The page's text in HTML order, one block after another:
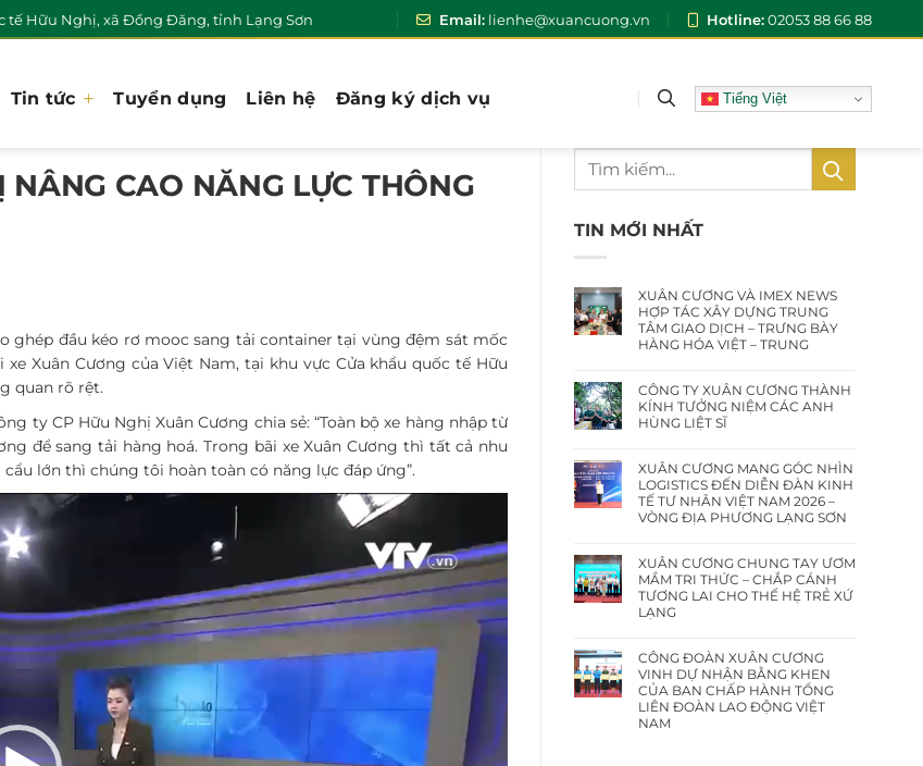
tế Hữu Nghị, xã Đồng Đăng, tỉnh Lạng Sơn Email:lienhe@xuancuong.vn Hotline:02053 88 66 88
Tin tức Tuyển dụng Liên hệ Đăng ký dịch vụ Tiếng Việt
CAO NĂNG LỰC THÔNG
ghép đầu kéo rơ mooc sang tải container tại vùng đệm sát mốc
Xuân Cương của Việt Nam, tại khu vực Cửa khẩu quốc tế Hữu
quan rõ rệt.
ty CP Hữu Nghị Xuân Cương chia sẻ: “Toàn bộ xe hàng nhập từ
để sang tải hàng hoá. Trong bãi xe Xuân Cương thì tất cả nhu
lớn thì chúng tôi hoàn toàn có năng lực đáp ứng”.
TIN MỚI NHẤT
XUÂN CƯƠNG VÀ IMEX NEWS
HỢP TÁC XÂY DỰNG TRUNG
TÂM GIAO DỊCH – TRƯNG BÀY
HÀNG HÓA VIỆT – TRUNG
CÔNG TY XUÂN CƯƠNG THÀNH
KÍNH TƯỞNG NIỆM CÁC ANH
HÙNG LIỆT SĨ
XUÂN CƯƠNG MANG GÓC NHÌN
LOGISTICS ĐẾN DIỄN ĐÀN KINH
TẾ TƯ NHÂN VIỆT NAM 2026 –
VÒNG ĐỊA PHƯƠNG LẠNG SƠN
XUÂN CƯƠNG CHUNG TAY ƯƠM
MẦM TRI THỨC – CHẮP CÁNH
TƯƠNG LAI CHO THẾ HỆ TRẺ XỨ
LẠNG
CÔNG ĐOÀN XUÂN CƯƠNG
VINH DỰ NHẬN BẰNG KHEN
CỦA BAN CHẤP HÀNH TỔNG
LIÊN ĐOÀN LAO ĐỘNG VIỆT
NAM